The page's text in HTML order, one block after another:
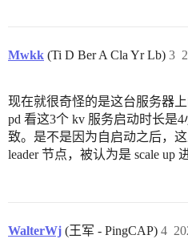
Mwkk (Ti D Ber A Cla Yr Lb) 3
现在就很奇怪的是这台服务器
pd 看这3个 kv 服务启动时长是
致。是不是因为自启动之后，
leader 节点，被认为是 scale up
WalterWj (王军 - PingCAP) 4